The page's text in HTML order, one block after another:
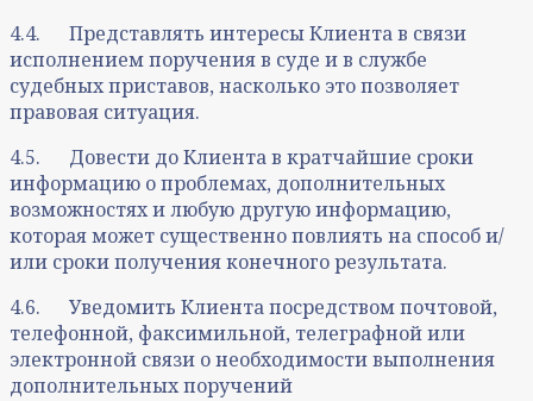
4.4. Представлять интересы Клиента в связи
исполнением поручения в суде и в службе
судебных приставов, насколько это позволяет
правовая ситуация.
4.5. Довести до Клиента в кратчайшие сроки
информацию о проблемах, дополнительных
возможностях и любую другую информацию,
которая может существенно повлиять на способ и/
или сроки получения конечного результата.
4.6. Уведомить Клиента посредством почтовой,
телефонной, факсимильной, телеграфной или
электронной связи о необходимости выполнения
дополнительных поручений